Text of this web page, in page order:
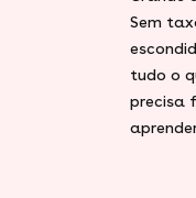
Sem
tudo o
precisa